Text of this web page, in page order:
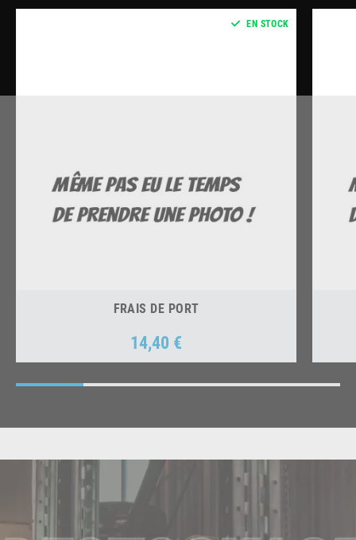
FRAIS DE PORT
Prix
14,40 €
EN STOCK